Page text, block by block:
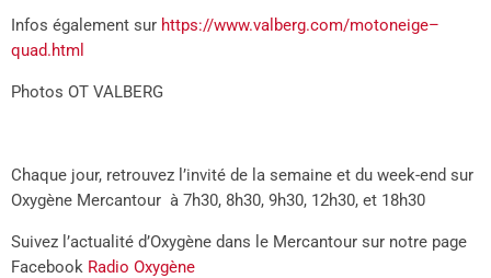
Infos également sur https://www.valberg.com/motoneige–
quad.html
Photos OT VALBERG
Chaque jour, retrouvez l’invité de la semaine et du week-end sur
Oxygène Mercantour à 7h30, 8h30, 9h30, 12h30, et 18h30
Suivez l’actualité d’Oxygène dans le Mercantour sur notre page
Facebook Radio Oxygène